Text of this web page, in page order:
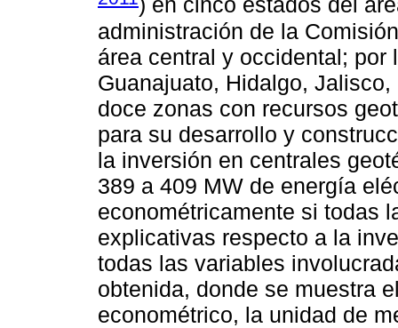
) en cinco estados del
administración de la
área central y occidental;
Guanajuato, Hidalgo,
doce zonas con recursos
para su desarrollo y
la inversión en centrales
389 a 409 MW de energía
econométricamente si todas
explicativas respecto a la
todas las variables
obtenida, donde se muestra
econométrico, la unidad de